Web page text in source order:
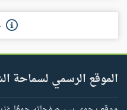
الموقع الرسمي لسماحة